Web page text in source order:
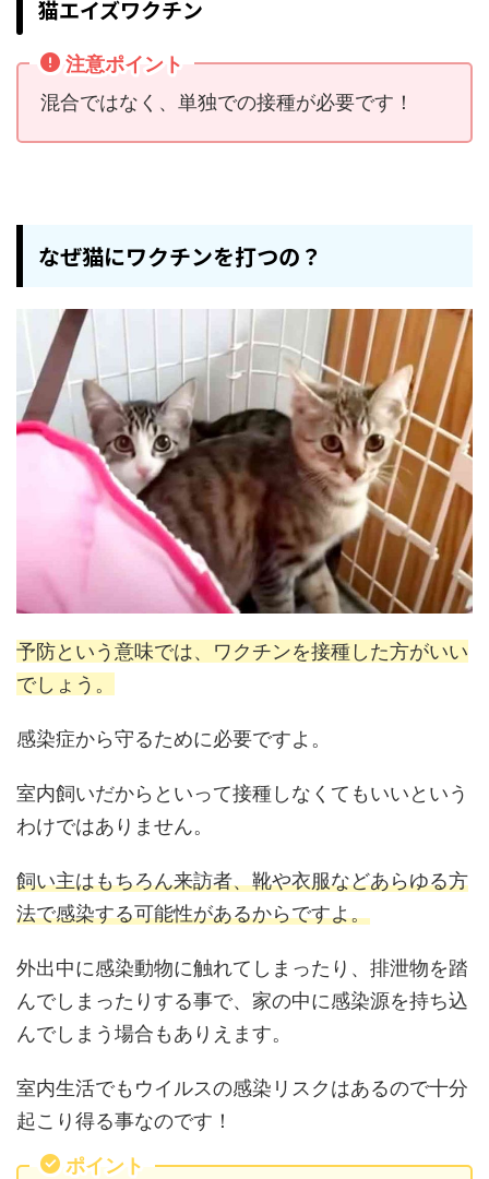
猫エイズワクチン
注意ポイント
混合ではなく、単独での接種が必要です！
なぜ猫にワクチンを打つの？
予防という意味では、ワクチンを接種した方がいい
でしょう。
感染症から守るために必要ですよ。
室内飼いだからといって接種しなくてもいいという
わけではありません。
飼い主はもちろん来訪者、靴や衣服などあらゆる方
法で感染する可能性があるからですよ。
外出中に感染動物に触れてしまったり、排泄物を踏
んでしまったりする事で、家の中に感染源を持ち込
んでしまう場合もありえます。
室内生活でもウイルスの感染リスクはあるので十分
起こり得る事なのです！
ポイント